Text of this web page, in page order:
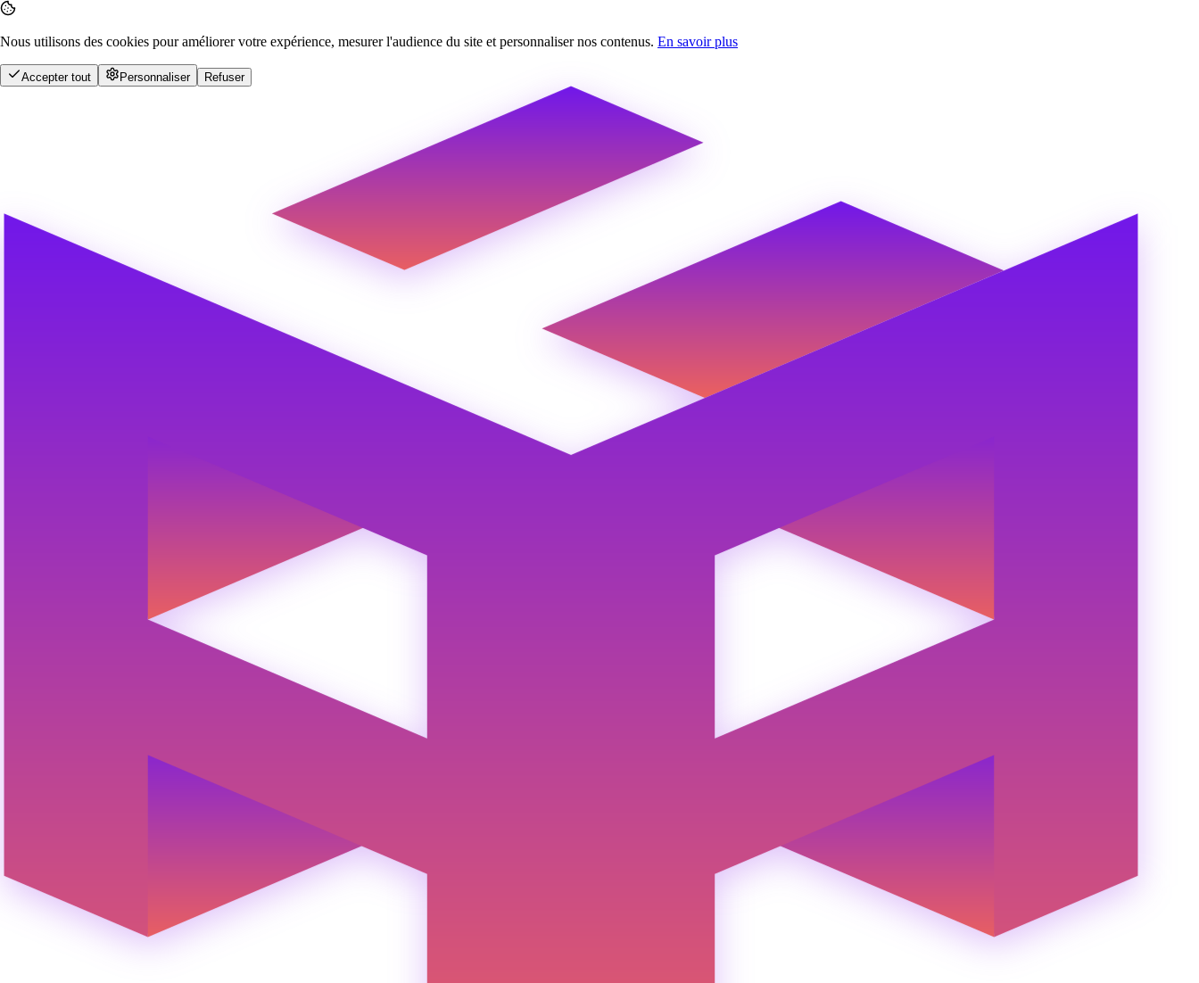
Nous utilisons des cookies pour améliorer votre expérience, mesurer l'audience du site et personnaliser nos contenus. En savoir plus
Accepter tout Personnaliser Refuser